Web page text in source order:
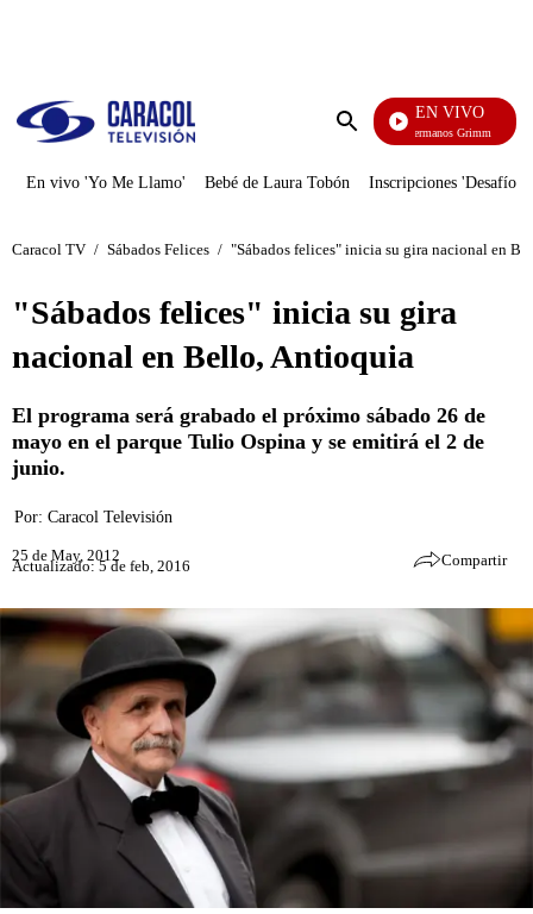
Enviar
EN VIVO
En vivo 'Yo Me Llamo' Bebé de Laura Tobón Inscripciones 'Desafío'
Caracol TV / Sábados Felices / "Sábados felices" inicia su gira nacional en
"Sábados felices" inicia su gira
nacional en Bello, Antioquia
El programa será grabado el próximo sábado 26 de
mayo en el parque Tulio Ospina y se emitirá el 2 de
junio.
Por: Caracol Televisión
25 de May, 2012
Actualizado: 5 de feb, 2016 Compartir